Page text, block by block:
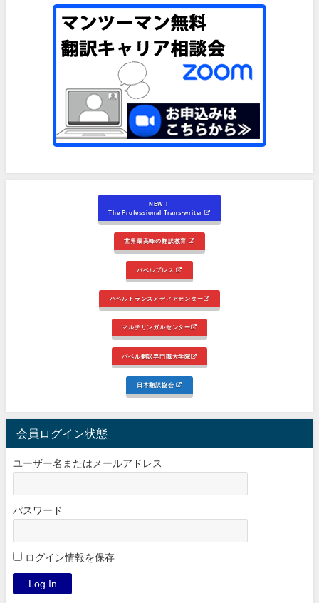
NEW！
The Professional Trans-writer
世界最高峰の翻訳教育
バベルプレス
バベルトランスメディアセンター
マルチリンガルセンター
バベル翻訳専門職大学院
日本翻訳協会
会員ログイン状態
ユーザー名またはメールアドレス
パスワード
ログイン情報を保存